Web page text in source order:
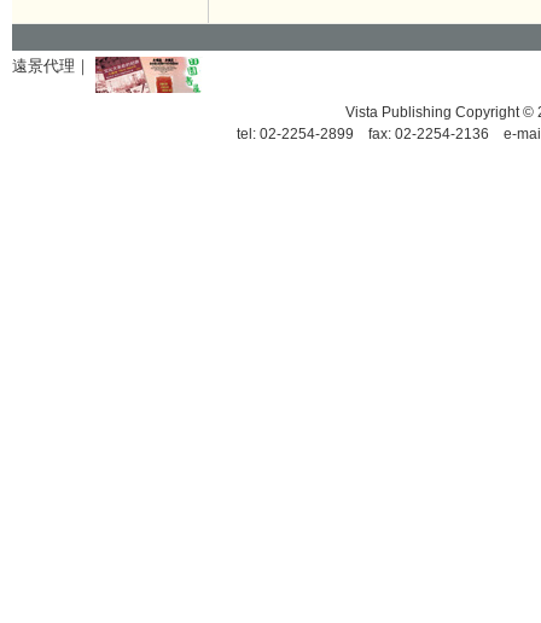
遠景代理｜
Vista Publishing Copyright ©
tel: 02-2254-2899 fax: 02-2254-2136 e-